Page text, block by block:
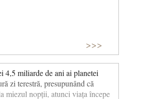
>>>
4,5 miliarde de ani ai planetei
zi terestră, presupunând că
miezul nopții, atunci viața începe